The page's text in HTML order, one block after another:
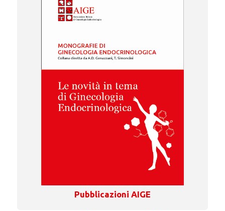
Pubblicazioni AIGE